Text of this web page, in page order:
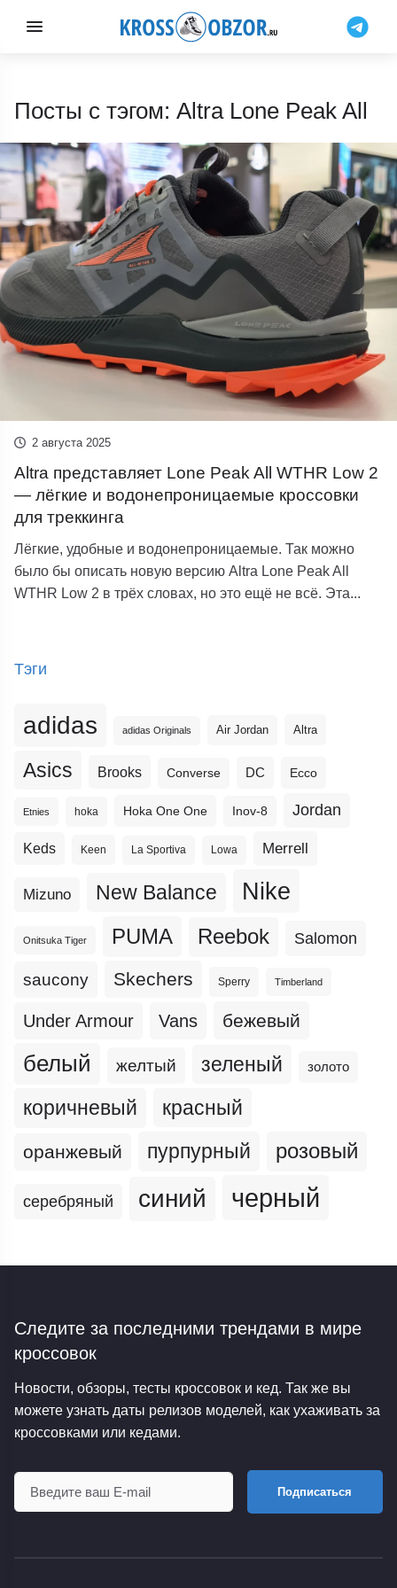
Посты с тэгом: Altra Lone Peak All
2 августа 2025
Altra представляет Lone Peak All WTHR Low 2
— лёгкие и водонепроницаемые кроссовки
для треккинга
Лёгкие, удобные и водонепроницаемые. Так можно
было бы описать новую версию Altra Lone Peak All
WTHR Low 2 в трёх словах, но это ещё не всё. Эта...
Тэги
adidas adidas Originals Air Jordan Altra
Asics Brooks Converse DC Ecco
Etnies hoka Hoka One One Inov-8 Jordan
Keds Keen La Sportiva Lowa Merrell
Mizuno New Balance Nike
Onitsuka Tiger PUMA Reebok Salomon
saucony Skechers Sperry Timberland
Under Armour Vans бежевый
белый желтый зеленый золото
коричневый красный
оранжевый пурпурный розовый
серебряный синий черный
Следите за последними трендами в мире
кроссовок
Новости, обзоры, тесты кроссовок и кед. Так же вы
можете узнать даты релизов моделей, как ухаживать за
кроссовками или кедами.
Подписаться